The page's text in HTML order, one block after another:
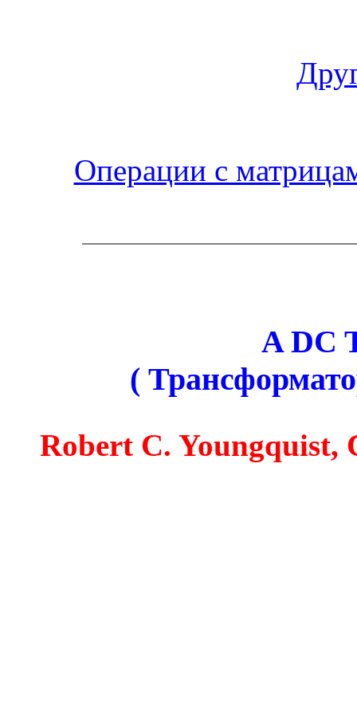
Операции с
A DC
(
Robert C. Youngquist,